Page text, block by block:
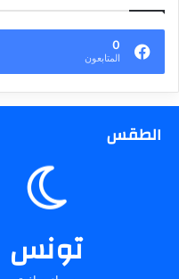
0
المتابعون
الطقس
تونس